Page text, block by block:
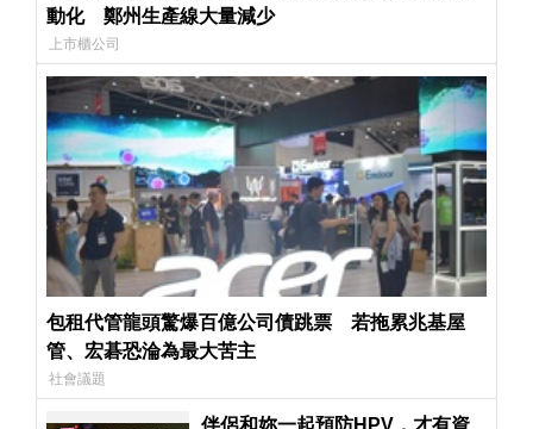
動化 鄭州生產線大量減少
上市櫃公司
包租代管龍頭驚爆百億公司債跳票 若拖累兆基屋
管、宏碁恐淪為最大苦主
社會議題
伴侶和妳一起預防HPV，才有資